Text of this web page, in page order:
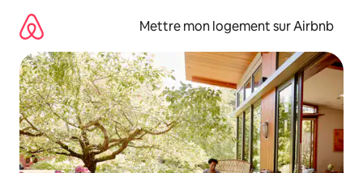
directement
contenu
Mettre mon logement sur Airbnb